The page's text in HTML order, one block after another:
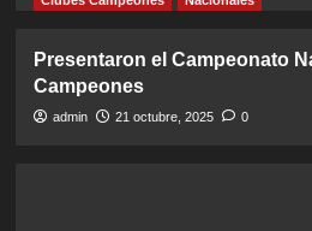
Presentaron el Campeonato
Campeones
admin 21 octubre, 2025 0